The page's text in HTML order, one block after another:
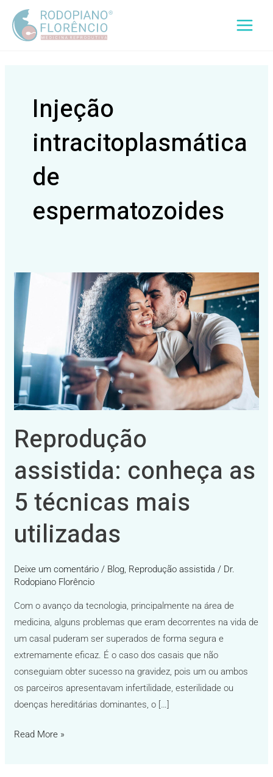
para
Menu
Injeção
intracitoplasmática
de
espermatozoides
Reprodução
assistida: conheça as
5 técnicas mais
utilizadas
Deixe um comentário / Blog, Reprodução assistida / Dr.
Rodopiano Florêncio
Com o avanço da tecnologia, principalmente na área de
medicina, alguns problemas que eram decorrentes na vida de
um casal puderam ser superados de forma segura e
extremamente eficaz. É o caso dos casais que não
conseguiam obter sucesso na gravidez, pois um ou ambos
os parceiros apresentavam infertilidade, esterilidade ou
doenças hereditárias dominantes, o […]
Reprodução
assistida:
conheça
técnicas
mais
utilizadas
Read More »